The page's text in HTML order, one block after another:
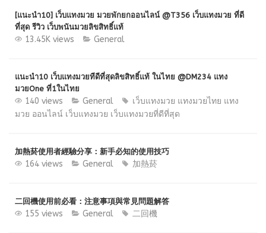
[แนะนำ10] เว็บแทงมวย มวยพักยกออนไลน์ @T356 เว็บแทงมวย ที่ดี
ที่สุด รีวิว เว็บพนันมวยลิขสิทธิ์แท้
13.45K views General
แนะนำ10 เว็บแทงมวยทีดีที่สุดลิขสิทธิ์แท้ ในไทย @DM234 แทง
มวยOne ที่1ในไทย
140 views General
เว็บแทงมวย แทงมวยไทย แทง
มวย ออนไลน์ เว็บแทงมวย เว็บแทงมวยที่ดีที่สุด
加熱菸使用者經驗分享：新手必知的使用技巧
164 views General 加熱菸
二回機使用前必看：注意事項與常見問題解答
155 views General 二回機